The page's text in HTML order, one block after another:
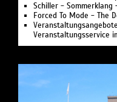
Schiller - Sommerklang
Forced To Mode - The
Veranstaltungsservice